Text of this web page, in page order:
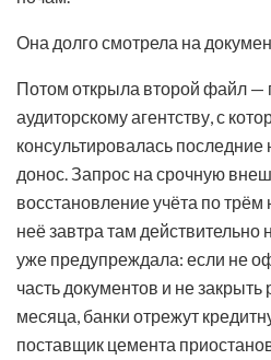
Она долго смотрела на
Потом открыла второй файл —
аудиторскому агентству, с
консультировалась
донос. Запрос на срочную
восстановление учёта по
неё завтра там
уже предупреждала: если не
часть документов и не
месяца, банки отрежут
поставщик цемента